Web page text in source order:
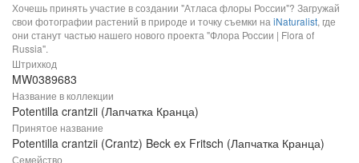
Хочешь принять участие в создании "Атласа флоры России"? Загружай
свои фотографии растений в природе и точку съемки наiNaturalist, где
они станут частью нашего нового проекта "Флора России | Flora of
Russia".
Штрихкод
MW0389683
Название в коллекции
Potentilla crantzii (Лапчатка Кранца)
Принятое название
Potentilla crantzii (Crantz) Beck ex Fritsch (Лапчатка Кранца)
Семейство